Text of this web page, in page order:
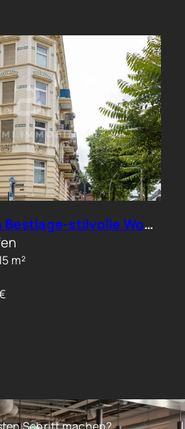
Altbaucharme in Bestlage-stilvolle Wohnung im beliebten Generalsviertel
m²